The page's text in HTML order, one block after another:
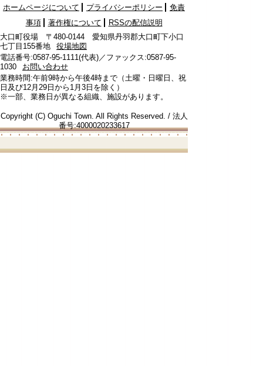
ホームページについて プライバシーポリシー
免責
事項
著作権について
RSSの配信説明
大口町役場 〒480-0144 愛知県丹羽郡大口町下小口
七丁目155番地
役場地図
電話番号:0587-95-1111(代表)／ファックス:0587-95-
1030
お問い合わせ
業務時間:午前9時から午後4時まで（土曜・日曜日、祝
日及び12月29日から1月3日を除く）
※一部、業務日が異なる組織、施設があります。
Copyright (C) Oguchi Town. All Rights Reserved. / 法人
番号:4000020233617